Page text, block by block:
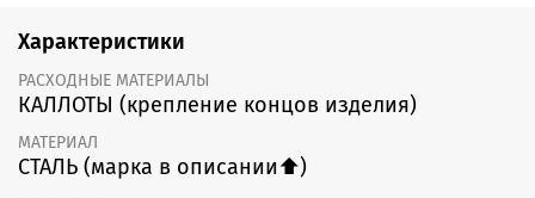
Характеристики
РАСХОДНЫЕ МАТЕРИАЛЫ
КАЛЛОТЫ (крепление концов изделия)
МАТЕРИАЛ
СТАЛЬ (марка в описании⬆️)